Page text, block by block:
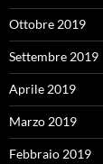
Ottobre 2019
Settembre 2019
Aprile 2019
Marzo 2019
Febbraio 2019